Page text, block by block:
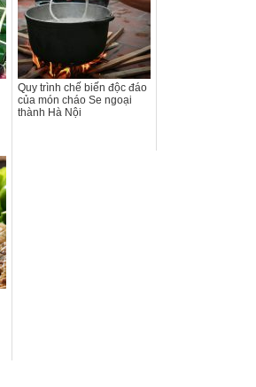
Quy trình chế biến độc đáo
của món cháo Se ngoại
thành Hà Nội